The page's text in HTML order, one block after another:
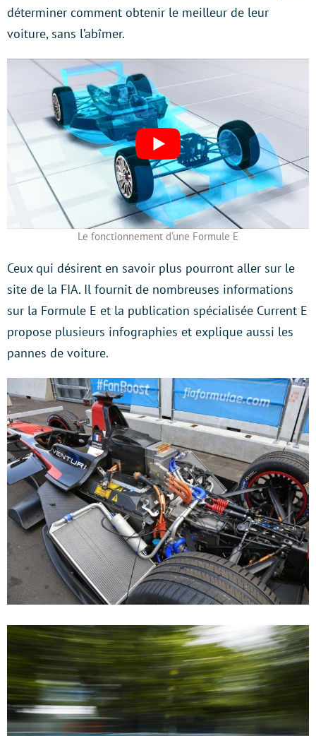
déterminer comment obtenir le meilleur de leur
voiture, sans l’abîmer.
Le fonctionnement d’une Formule E
Ceux qui désirent en savoir plus pourront aller sur le
site de la FIA. Il fournit de nombreuses informations
sur la Formule E et la publication spécialisée Current E
propose plusieurs infographies et explique aussi les
pannes de voiture.